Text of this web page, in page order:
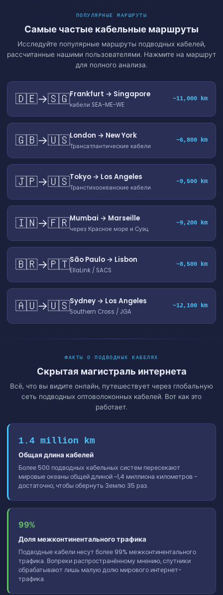
ПОПУЛЯРНЫЕ МАРШРУТЫ
Самые частые кабельные маршруты
Исследуйте популярные маршруты подводных кабелей,
рассчитанные нашими пользователями. Нажмите на маршрут
для полного анализа.
🇩🇪→🇸🇬Frankfurt → Singapore
кабели SEA-ME-WE
~11,000 km
🇬🇧→🇺🇸London → New York
Трансатлантические кабели
~6,800 km
🇯🇵→🇺🇸Tokyo → Los Angeles
Транстихоокеанские кабели
~9,500 km
🇮🇳→🇫🇷Mumbai → Marseille
через Красное море и Суэц
~9,200 km
🇧🇷→🇵🇹São Paulo → Lisbon
EllaLink / SACS
~8,500 km
🇦🇺→🇺🇸Sydney → Los Angeles
Southern Cross / JGA
~12,100 km
ФАКТЫ О ПОДВОДНЫХ КАБЕЛЯХ
Скрытая магистраль интернета
Всё, что вы видите онлайн, путешествует через глобальную
сеть подводных оптоволоконных кабелей. Вот как это
работает.
1.4 million km
Общая длина кабелей
Более 500 подводных кабельных систем пересекают
мировые океаны общей длиной ~1,4 миллиона километров -
достаточно, чтобы обернуть Землю 35 раз.
99%
Доля межконтинентального трафика
Подводные кабели несут более 99% межконтинентального
трафика. Вопреки распространённому мнению, спутники
обрабатывают лишь малую долю мирового интернет-
трафика.